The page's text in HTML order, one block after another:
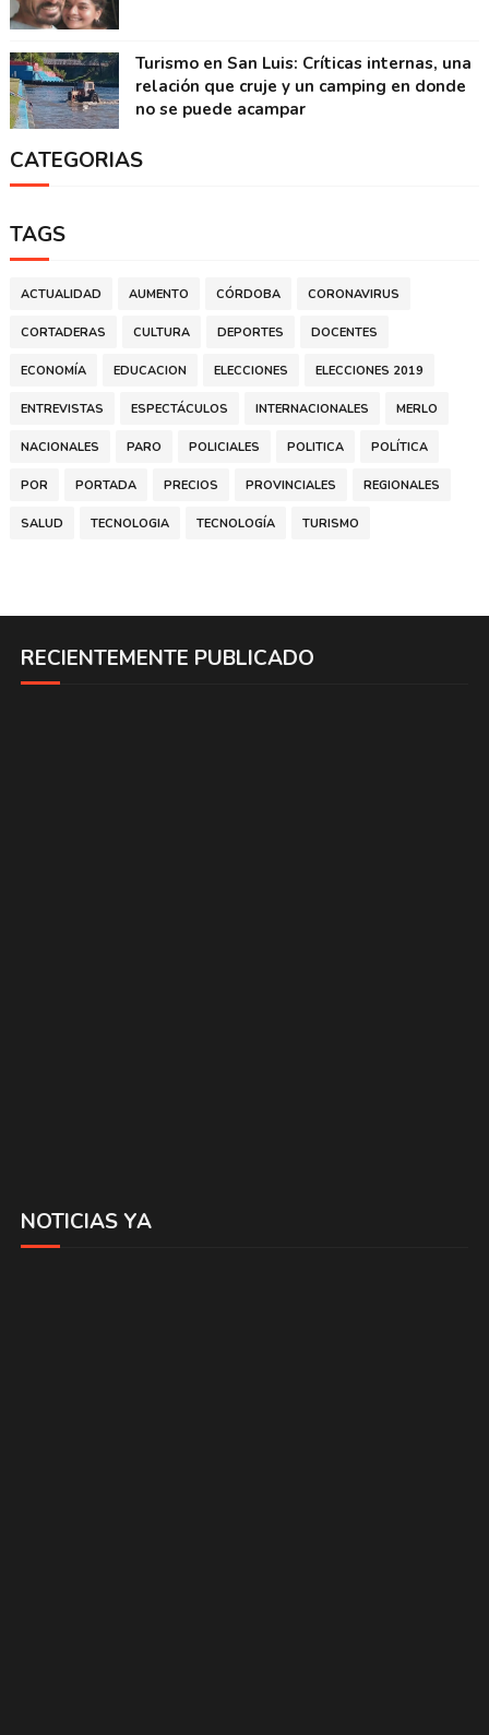
Turismo en San Luis: Críticas internas, una
relación que cruje y un camping en donde
no se puede acampar
CATEGORIAS
TAGS
ACTUALIDAD AUMENTO CÓRDOBA CORONAVIRUS
CORTADERAS CULTURA DEPORTES DOCENTES
ECONOMÍA EDUCACION ELECCIONES ELECCIONES 2019
ENTREVISTAS ESPECTÁCULOS INTERNACIONALES MERLO
NACIONALES PARO POLICIALES POLITICA POLÍTICA
POR PORTADA PRECIOS PROVINCIALES REGIONALES
SALUD TECNOLOGIA TECNOLOGÍA TURISMO
RECIENTEMENTE PUBLICADO
NOTICIAS YA